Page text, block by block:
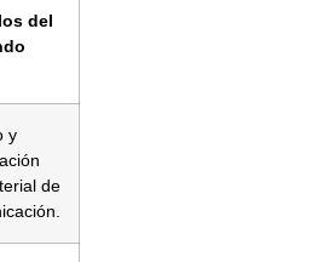
del
y
de